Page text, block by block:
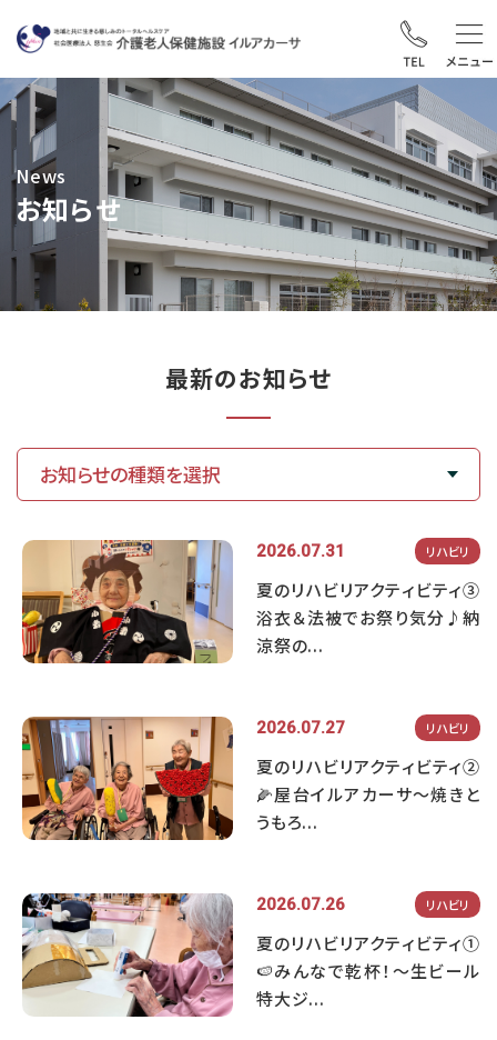
News
お知らせ
最新のお知らせ
お知らせの種類を選択
2026.07.31 リハビリ
夏のリハビリアクティビティ③
浴衣＆法被でお祭り気分♪納
涼祭の...
2026.07.27 リハビリ
夏のリハビリアクティビティ②
🌽屋台イルアカーサ～焼きと
うもろ...
2026.07.26 リハビリ
夏のリハビリアクティビティ①
🍉みんなで乾杯！～生ビール
特大ジ...